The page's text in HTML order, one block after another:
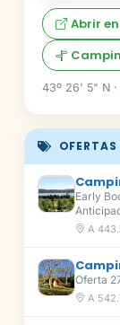
Abrir
43º 26' 5" N
Early
A
Oferta
A